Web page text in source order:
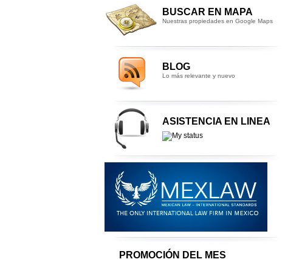
BUSCAR EN MAPA
Nuestras propiedades en Google Maps
BLOG
Lo más relevante y nuevo
ASISTENCIA EN LINEA
PROMOCIÓN DEL MES